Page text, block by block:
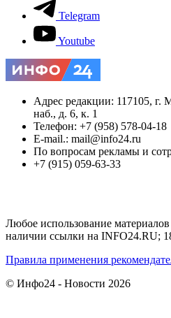
Telegram
Youtube
Адрес редакции: 117105, г.
наб., д. 6, к. 1
Телефон: +7 (958) 578-04-18
E-mail.: mail@info24.ru
По вопросам рекламы и
+7 (915) 059-63-33
Любое использование материалов
наличии ссылки на INFO24.RU;
Правила применения
© Инфо24 - Новости 2026